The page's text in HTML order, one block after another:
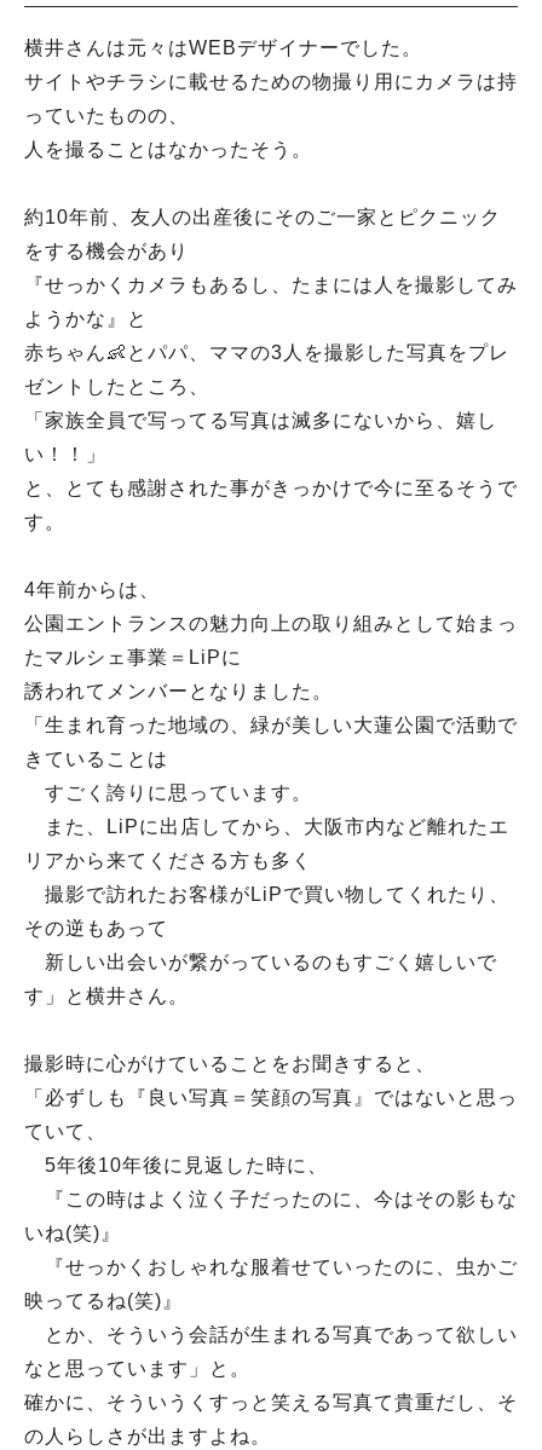
横井さんは元々はWEBデザイナーでした。
サイトやチラシに載せるための物撮り用にカメラは持
っていたものの、
人を撮ることはなかったそう。
約10年前、友人の出産後にそのご一家とピクニック
をする機会があり
『せっかくカメラもあるし、たまには人を撮影してみ
ようかな』と
赤ちゃん👶とパパ、ママの3人を撮影した写真をプレ
ゼントしたところ、
「家族全員で写ってる写真は滅多にないから、嬉し
い！！」
と、とても感謝された事がきっかけで今に至るそうで
す。
4年前からは、
公園エントランスの魅力向上の取り組みとして始まっ
たマルシェ事業＝LiPに
誘われてメンバーとなりました。
「生まれ育った地域の、緑が美しい大蓮公園で活動で
きていることは
すごく誇りに思っています。
また、LiPに出店してから、大阪市内など離れたエ
リアから来てくださる方も多く
撮影で訪れたお客様がLiPで買い物してくれたり、
その逆もあって
新しい出会いが繋がっているのもすごく嬉しいで
す」と横井さん。
撮影時に心がけていることをお聞きすると、
「必ずしも『良い写真＝笑顔の写真』ではないと思っ
ていて、
5年後10年後に見返した時に、
『この時はよく泣く子だったのに、今はその影もな
いね(笑)』
『せっかくおしゃれな服着せていったのに、虫かご
映ってるね(笑)』
とか、そういう会話が生まれる写真であって欲しい
なと思っています」と。
確かに、そういうくすっと笑える写真て貴重だし、そ
の人らしさが出ますよね。